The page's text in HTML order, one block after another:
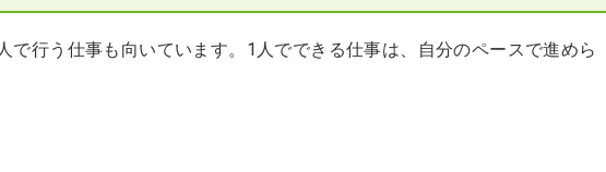
で行う仕事も向いています。1人でできる仕事は、自分のペースで進めら